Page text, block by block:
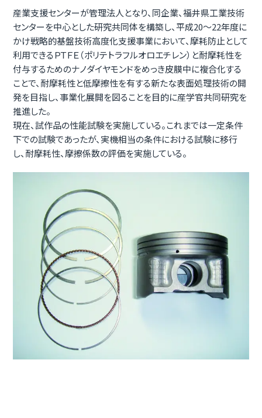
産業支援センターが管理法人となり、同企業、福井県工業技術
センターを中心とした研究共同体を構築し、平成20～22年度に
かけ戦略的基盤技術高度化支援事業において、摩耗防止として
利用できるＰＴＦＥ（ポリテトラフルオロエチレン）と耐摩耗性を
付与するためのナノダイヤモンドをめっき皮膜中に複合化する
ことで、耐摩耗性と低摩擦性を有する新たな表面処理技術の開
発を目指し、事業化展開を図ることを目的に産学官共同研究を
推進した。
現在、試作品の性能試験を実施している。これまでは一定条件
下での試験であったが、実機相当の条件における試験に移行
し、耐摩耗性、摩擦係数の評価を実施している。